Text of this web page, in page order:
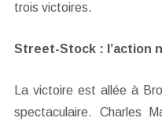
trois victoires.
Street-Stock : l’action
La victoire est allée à
spectaculaire. Charles